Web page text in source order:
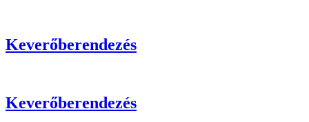
Keverőberendezés
Keverőberendezés